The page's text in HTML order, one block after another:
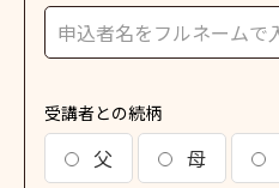
受講者との続柄
父 母